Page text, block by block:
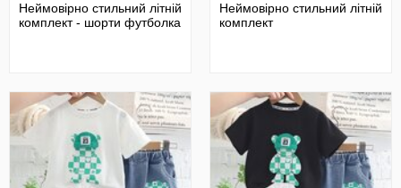
Неймовірно стильний літній
комплект - шорти футболка
Неймовірно стильний літній
комплект